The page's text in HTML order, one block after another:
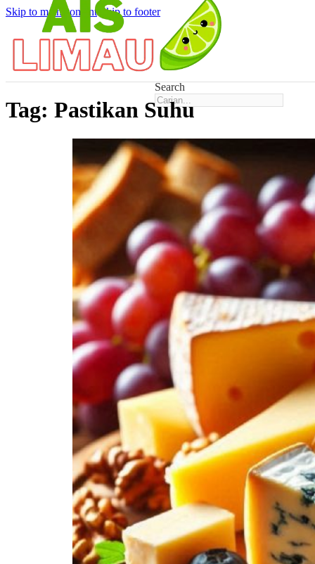
Skip to main content Skip to footer
Search
Tag: Pastikan Suhu